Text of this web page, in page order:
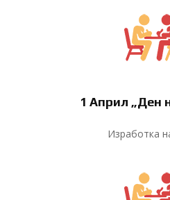
1 Април „Ден
Изработка